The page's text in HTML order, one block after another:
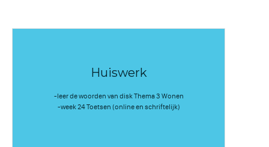
Huiswerk
-leer de woorden van disk Thema 3 Wonen
-week 24 Toetsen (online en schriftelijk)